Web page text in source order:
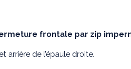
frontale par zip
arrière de l’épaule droite.